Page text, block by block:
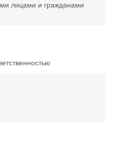
лицами и гражданами